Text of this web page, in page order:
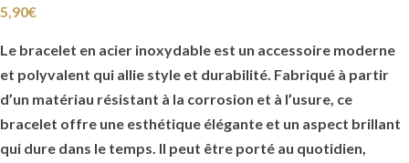
5,90€
Le bracelet en acier inoxydable est un accessoire moderne
et polyvalent qui allie style et durabilité. Fabriqué à partir
d’un matériau résistant à la corrosion et à l’usure, ce
bracelet offre une esthétique élégante et un aspect brillant
qui dure dans le temps. Il peut être porté au quotidien,